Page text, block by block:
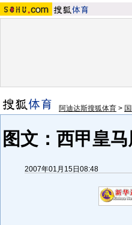
阿迪达斯搜狐体育 >
图文：西甲皇
2007年01月15日08:48